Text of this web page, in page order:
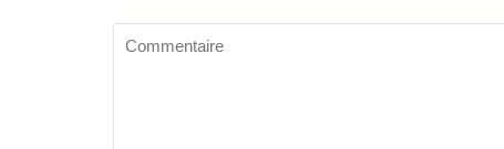
Commentaire